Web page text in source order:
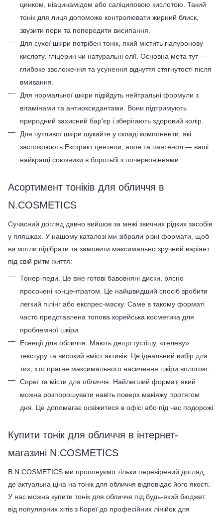
цинком, ніацинамідом або саліциловою кислотою. Такий
тонік для лиця допоможе контролювати жирний блиск,
звузити пори та попередити висипання.
Для сухої шкіри потрібен тонік, який містить гіалуронову
кислоту, гліцерин чи натуральні олії. Основна мета тут —
глибоке зволоження та усунення відчуття стягнутості після
вмивання.
Для нормальної шкіри підійдуть нейтральні формули з
вітамінами та антиоксидантами. Вони підтримують
природний захисний бар'єр і зберігають здоровий колір.
Для чутливої шкіри шукайте у складі компоненти, які
заспокоюють Екстракт центели, алое та пантенол — ваші
найкращі союзники в боротьбі з почервоніннями.
Асортимент тоніків для обличчя в
N.COSMETICS
Сучасний догляд давно вийшов за межі звичних рідких засобів
у пляшках. У нашому каталозі ми зібрали різні формати, щоб
ви могли підібрати та замовити максимально зручний варіант
під свій ритм життя:
Тонер-педи. Це вже готові бавовняні диски, рясно
просочені концентратом. Це найшвидший спосіб зробити
легкий пілінг або експрес-маску. Саме в такому форматі
часто представлена топова корейська косметика для
проблемної шкіри.
Есенції для обличчя. Мають дещо густішу, «гелеву»
текстуру та високий вміст активів. Це ідеальний вибір для
тих, хто прагне максимального насичення шкіри вологою.
Спреї та місти для обличчя. Найлегший формат, який
можна розпорошувати навіть поверх макіяжу протягом
дня. Це допомагає освіжитися в офісі або під час подорожі.
Купити тонік для обличчя в інтернет-
магазині N.COSMETICS
В N.COSMETICS ми пропонуємо тільки перевірений догляд,
де актуальна ціна на тонік для обличчя відповідає його якості.
У нас можна купити тонік для обличчя під будь-який бюджет:
від популярних хітів з Кореї до професійних лінійок для